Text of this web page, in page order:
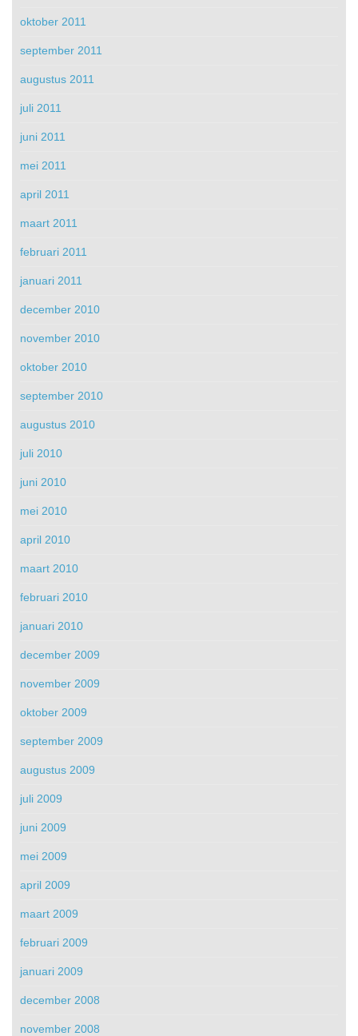
oktober 2011
september 2011
augustus 2011
juli 2011
juni 2011
mei 2011
april 2011
maart 2011
februari 2011
januari 2011
december 2010
november 2010
oktober 2010
september 2010
augustus 2010
juli 2010
juni 2010
mei 2010
april 2010
maart 2010
februari 2010
januari 2010
december 2009
november 2009
oktober 2009
september 2009
augustus 2009
juli 2009
juni 2009
mei 2009
april 2009
maart 2009
februari 2009
januari 2009
december 2008
november 2008